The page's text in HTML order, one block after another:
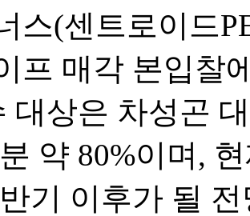
스(센트로이드
프 매각 본입찰
대상은 차성곤
약 80%이며,
기 이후가 될